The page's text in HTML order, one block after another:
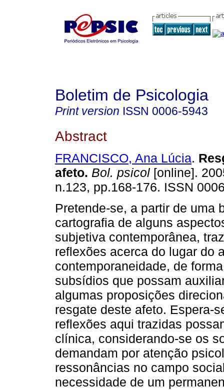
Boletim de Psicologia
Print version ISSN 0006-5943
Abstract
FRANCISCO, Ana Lúcia.
afeto. Bol. psicol [online].
n.123, pp.168-176. ISSN
Pretende-se, a partir de uma
cartografia de alguns
subjetiva contemporânea,
reflexões acerca do lugar do
contemporaneidade, de
subsídios que possam
algumas proposições
resgate deste afeto. Espera-
reflexões aqui trazidas
clínica, considerando-se os
demandam por atenção
ressonâncias no campo
necessidade de um